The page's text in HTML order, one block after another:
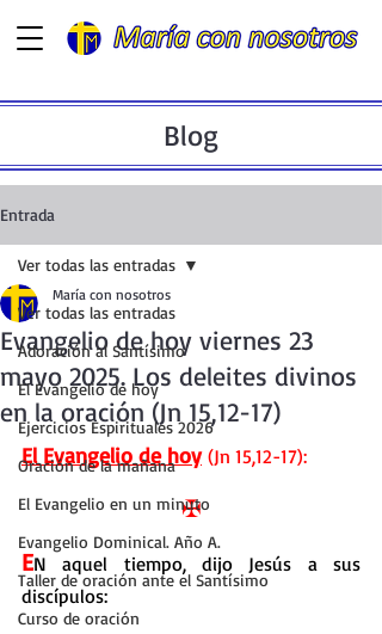
Blog
Entrada
Ver todas las entradas
Adoración al Santísimo
El Evangelio de hoy
Ejercicios Espirituales 2026
Oración de la mañana
El Evangelio en un minuto
Evangelio Dominical. Año A.
Taller de oración ante el Santísimo
Curso de oración
Ver todas las entradas
Evangelio de hoy viernes 23
mayo 2025. Los deleites divinos
en la oración (Jn 15,12-17)
María con nosotros
El Evangelio de hoy (Jn 15,12-17):
✠
EN aquel tiempo, dijo Jesús a sus
discípulos: